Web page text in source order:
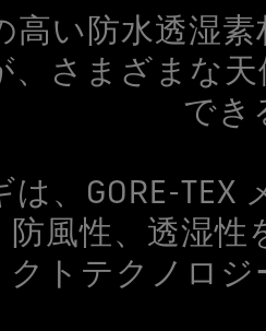
高い防水透湿素
、さまざまな
でき
は、GORE-
防風性、透湿
クトテクノロジ